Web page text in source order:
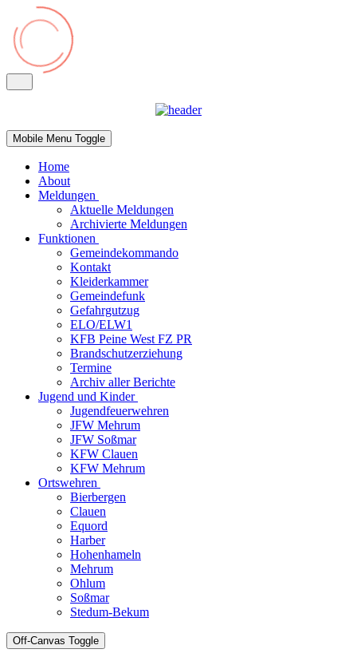
Mobile Menu Toggle
Home
About
Meldungen
Aktuelle Meldungen
Archivierte Meldungen
Funktionen
Gemeindekommando
Kontakt
Kleiderkammer
Gemeindefunk
Gefahrgutzug
ELO/ELW1
KFB Peine West FZ PR
Brandschutzerziehung
Termine
Archiv aller Berichte
Jugend und Kinder
Jugendfeuerwehren
JFW Mehrum
JFW Soßmar
KFW Clauen
KFW Mehrum
Ortswehren
Bierbergen
Clauen
Equord
Harber
Hohenhameln
Mehrum
Ohlum
Soßmar
Stedum-Bekum
Off-Canvas Toggle